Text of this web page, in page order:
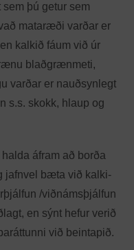
þú getur sem
mataræði varðar er
kalkið fáum við úr
blaðgrænmeti,
varðar er nauðsynlegt
s.s. skokk, hlaup og
áfram að borða
jafnvel bæta við kalki-
/viðnámsþjálfun
en sýnt hefur verið
við beintapið.